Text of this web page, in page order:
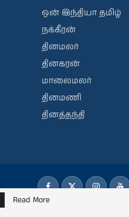
ஒன் இந்தியா தமிழ்
நக்கீரன்
தினமலர்
தினகரன்
மாலைமலர்
தினமணி
தினத்தந்தி
Read More